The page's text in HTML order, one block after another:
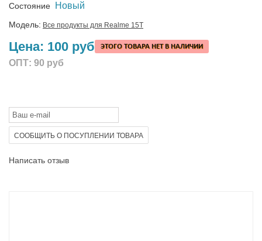
Состояние Новый
Модель: Все продукты для Realme 15T
Цена: 100 руб
ОПТ: 90 руб
ЭТОГО ТОВАРА НЕТ В НАЛИЧИИ
СООБЩИТЬ О ПОСУПЛЕНИИ ТОВАРА
Написать отзыв